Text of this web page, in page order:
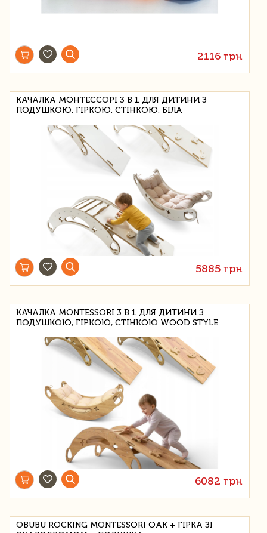
2116 грн
КАЧАЛКА МОНТЕССОРІ 3 В 1 ДЛЯ ДИТИНИ З
ПОДУШКОЮ, ГІРКОЮ, СТІНКОЮ, БІЛА
5885 грн
КАЧАЛКА MONTESSORI 3 В 1 ДЛЯ ДИТИНИ З
ПОДУШКОЮ, ГІРКОЮ, СТІНКОЮ WOOD STYLE
6082 грн
OBUBU ROCKING MONTESSORI OAK + ГІРКА ЗІ